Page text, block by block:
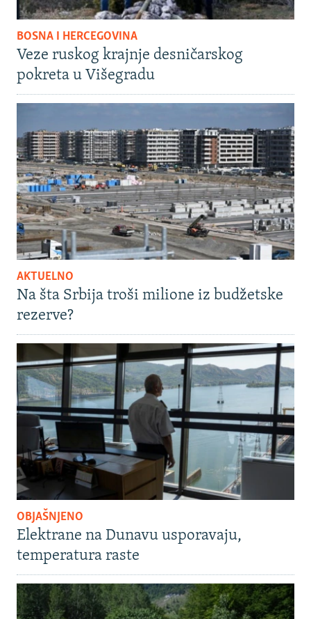
BOSNA I HERCEGOVINA
Veze ruskog krajnje desničarskog
pokreta u Višegradu
AKTUELNO
Na šta Srbija troši milione iz budžetske
rezerve?
OBJAŠNJENO
Elektrane na Dunavu usporavaju,
temperatura raste